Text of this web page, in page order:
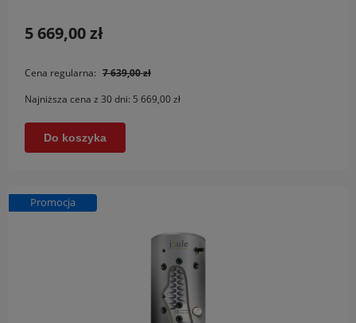
5 669,00 zł
Cena regularna: 7 639,00 zł
Najniższa cena z 30 dni: 5 669,00 zł
Do koszyka
Promocja